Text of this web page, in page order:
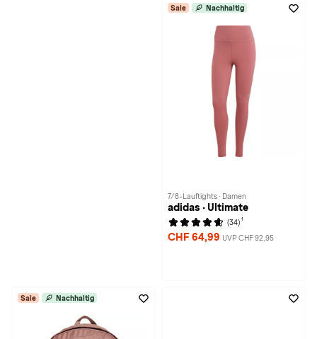
Sale Nachhaltig
7/8-Lauftights · Damen
adidas · Ultimate
(34) 1
CHF 64,99 UVP CHF 92,95
Sale Nachhaltig